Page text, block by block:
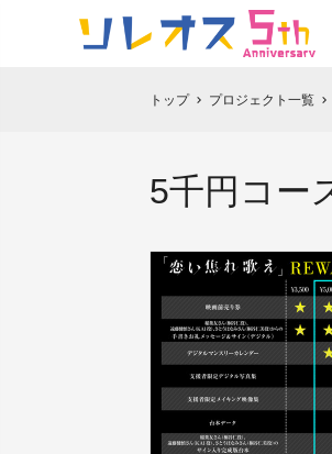
トップ chevron_right プロジェクト一覧 chevron_right
5千円コー